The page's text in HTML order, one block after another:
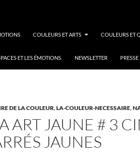
COULEURS ET ARTS COULEURS ET
ET LES ÉMOTIONS. NEWSLETTER PRESSE
DE LA COULEUR,LA-COULEUR-NECESSAIRE,
ART JAUNE # 3
JAUNES